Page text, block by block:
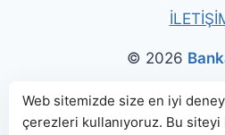
© 2026
Bu sitede paylaşılan banka
genellikle TBBveBDDKweb
Web sitemizde size en iyi
çerezleri kullanıyoruz. Bu siteyi